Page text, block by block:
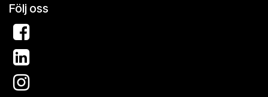
Följ oss